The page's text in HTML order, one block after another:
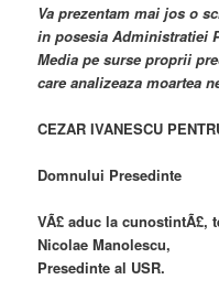
Va prezentam mai jos o
in posesia Administratiei
Media pe surse proprii
care analizeaza moartea
CEZAR IVANESCU
Domnului Presedinte
VÃ£ aduc la cunostintÃ£,
Nicolae Manolescu,
Presedinte al USR.